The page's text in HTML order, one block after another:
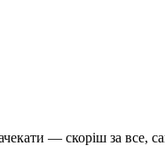
— скоріш за все,